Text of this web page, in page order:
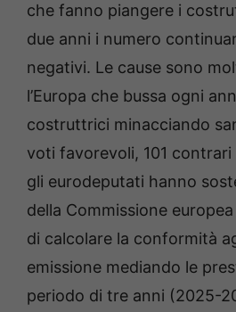
che fanno piangere i
due anni i numero
negativi. Le cause sono
l’Europa che bussa ogni
costruttrici minacciando
voti favorevoli, 101 contrari
gli eurodeputati hanno
della Commissione
di calcolare la conformità
emissione mediando le
periodo di tre anni (2025-